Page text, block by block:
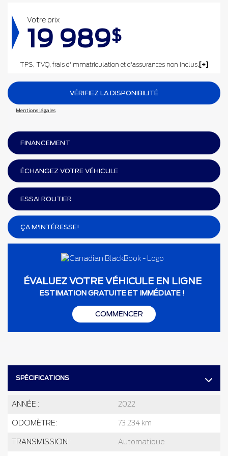
SPÉCIFICATIONS
ANNÉE : 2022
ODOMÈTRE: 73 234 km
TRANSMISSION : Automatique
Votre prix
19 989$
TPS, TVQ, frais d'immatriculation et d'assurances non inclus.
VÉRIFIEZ LA DISPONIBILITÉ
Mentions légales
FINANCEMENT
ÉCHANGEZ VOTRE VÉHICULE
ESSAI ROUTIER
ÇA M'INTÉRESSE!
ÉVALUEZ VOTRE VÉHICULE EN LIGNE
ESTIMATION GRATUITE ET IMMÉDIATE !
COMMENCER